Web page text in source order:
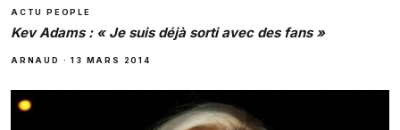
ACTU PEOPLE
Kev Adams : « Je suis déjà sorti avec des fans »
ARNAUD ·13 MARS 2014